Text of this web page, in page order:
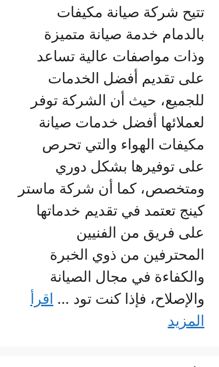
تتيح شركة صيانة مكيفات
بالدمام خدمة صيانة متميزة
وذات مواصفات عالية تساعد
على تقديم أفضل الخدمات
للجميع، حيث أن الشركة توفر
لعملائها أفضل خدمات صيانة
مكيفات الهواء والتي تحرص
على توفيرها بشكل دوري
ومتخصص، كما أن شركة ماستر
كينج تعتمد في تقديم خدماتها
على فريق من الفنيين
المحترفين من ذوي الخبرة
والكفاءة في مجال الصيانة
والإصلاح، فإذا كنت تود … اقرأ
المزيد